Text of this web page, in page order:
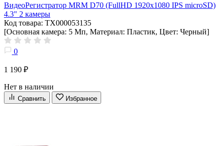
ВидеоРегистратор MRM D70 (FullHD 1920x1080 IPS microSD)
4.3" 2 камеры
Код товара: ТХ000053135
[Основная камера: 5 Мп, Материал: Пластик, Цвет: Черный]
0
1 190 ₽
Нет в наличии
Сравнить Избранное